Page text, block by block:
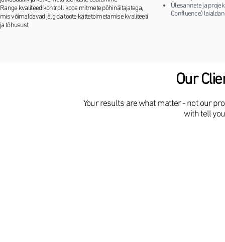
Range kvaliteedikontroll koos mitmete põhinäitajatega,
mis võimaldavad jälgida toote kättetoimetamise kvaliteeti
ja tõhusust
Ülesannete ja
Confluence)
Our
Your results are what matter - not our
with tell